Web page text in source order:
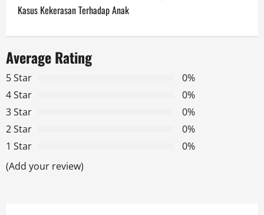
t
n
a
v
i
g
a
Kasus Kekerasan Terhadap Anak
Average Rating
5 Star
0%
4 Star
0%
3 Star
0%
2 Star
0%
1 Star
0%
(Add your review)